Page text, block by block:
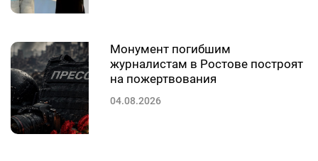
Монумент погибшим
журналистам в Ростове построят
на пожертвования
04.08.2026